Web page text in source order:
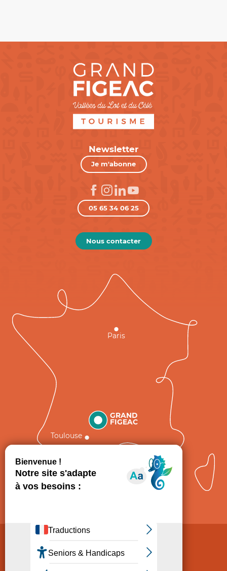
Newsletter
Je m'abonne
05 65 34 06 25
Nous contacter
GRAND
FIGEAC
Toulouse
Paris
Politique de Protection des données
Consentement